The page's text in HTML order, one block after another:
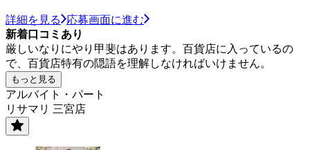
詳細を見る
応募画面に進む
新着口コミあり
厳しいなりにやり甲斐はあります。百貨店に入っているの
で、百貨店特有の隠語を理解しなければいけません。
もっと見る
アルバイト・パート
リサマリ 三宮店